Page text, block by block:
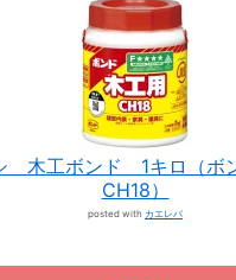
木工ボンド 1キロ（ボ
CH18）
posted with カエレバ